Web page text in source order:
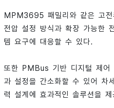
MPM3695 패밀리와 같은 고전
전압 설정 방식과 확장 가능한
템 요구에 대응할 수 있다.
또한 PMBus 기반 디지털 제어
과 설정을 간소화할 수 있어 차
력 설계에 효과적인 솔루션을 제